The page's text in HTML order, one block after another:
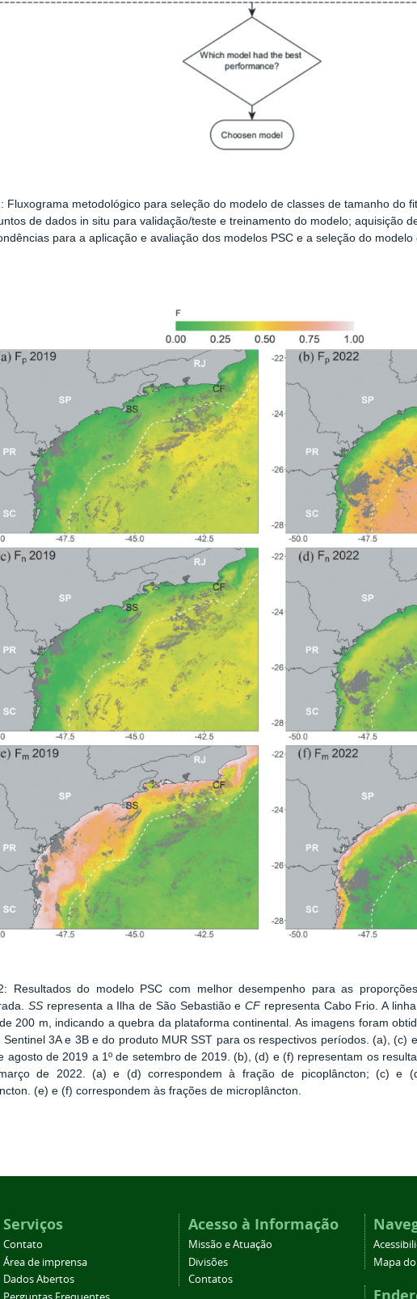
Fluxograma metodológico para seleção do modelo de classes de tamanho do
de dados in situ para validação/teste e treinamento do modelo; aquisição
para a aplicação e avaliação dos modelos PSC e a seleção do modelo
Resultados do modelo PSC com melhor desempenho para as
SS representa a Ilha de São Sebastião eCFrepresenta Cabo Frio. A
200 m, indicando a quebra da plataforma continental. As imagens foram
Sentinel 3A e 3B e do produto MUR SST para os respectivos períodos. (a), (c)
agosto de 2019 a 1º de setembro de 2019. (b), (d) e (f) representam os
de 2022. (a) e (d) correspondem à fração de picoplâncton; (c) e
(e) e (f) correspondem às frações de microplâncton.
Serviços
Contato
Área de imprensa
Dados Abertos
Acesso à Informação
Missão e Atuação
Divisões
Contatos
Mapa